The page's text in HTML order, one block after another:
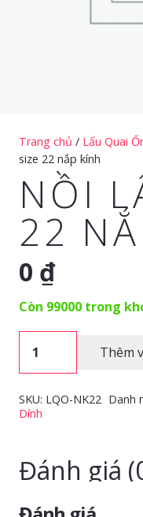
Trang chủ / Lẩu Quai
size 22 nắp kính
NỒI
22
0 ₫
Còn 99000 trong
22
số
Thêm
SKU: LQO-NK22 Danh
Dính
Đánh giá